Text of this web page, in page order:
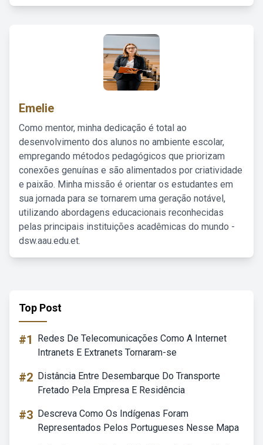
Emelie
Como mentor, minha dedicação é total ao
desenvolvimento dos alunos no ambiente escolar,
empregando métodos pedagógicos que priorizam
conexões genuínas e são alimentados por criatividade
e paixão. Minha missão é orientar os estudantes em
sua jornada para se tornarem uma geração notável,
utilizando abordagens educacionais reconhecidas
pelas principais instituições acadêmicas do mundo -
dsw.aau.edu.et.
Top Post
#1
Redes De Telecomunicações Como A Internet
Intranets E Extranets Tornaram-se
#2 Distância Entre Desembarque Do Transporte
Fretado Pela Empresa E Residência
#3 Descreva Como Os Indígenas Foram
Representados Pelos Portugueses Nesse Mapa